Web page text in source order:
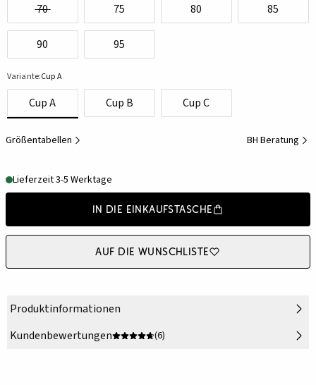
70 75 80 85
90 95
Variante:Cup A
Cup A Cup B Cup C
Größentabellen BH Beratung
Lieferzeit 3-5 Werktage
In die Einkaufstasche
Auf die Wunschliste
Produktinformationen
Kundenbewertungen
(6)